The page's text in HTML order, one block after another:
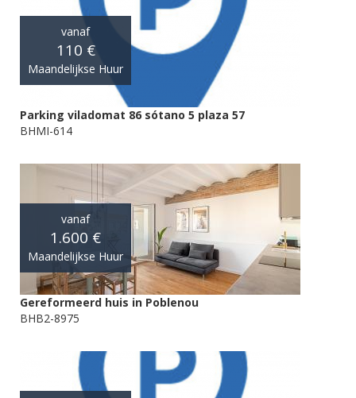
vanaf
110 €
Maandelijkse Huur
Parking viladomat 86 sótano 5 plaza 57
BHMI-614
vanaf
1.600 €
Maandelijkse Huur
Gereformeerd huis in Poblenou
BHB2-8975